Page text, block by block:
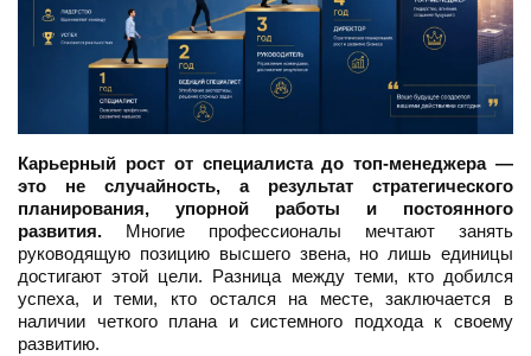
Карьерный рост от специалиста до топ-менеджера —
это не случайность, а результат стратегического
планирования, упорной работы и постоянного
развития. Многие профессионалы мечтают занять
руководящую позицию высшего звена, но лишь единицы
достигают этой цели. Разница между теми, кто добился
успеха, и теми, кто остался на месте, заключается в
наличии четкого плана и системного подхода к своему
развитию.